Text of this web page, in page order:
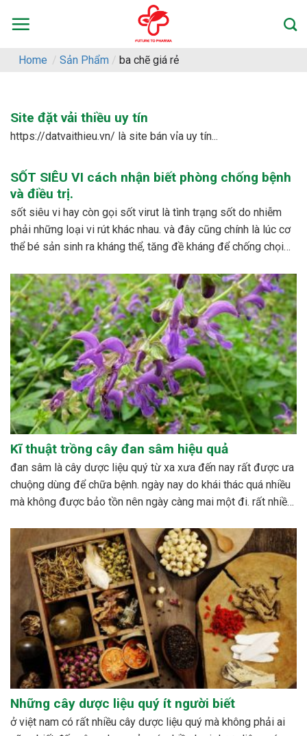
Home / Sản Phẩm / ba chẽ giá rẻ
Site đặt vải thiều uy tín
https://datvaithieu.vn/ là site bán vỉa uy tín...
SỐT SIÊU VI cách nhận biết phòng chống bệnh
và điều trị.
sốt siêu vi hay còn gọi sốt virut là tình trạng sốt do nhiễm
phải những loại vi rút khác nhau. và đây cũng chính là lúc cơ
thể bé sản sinh ra kháng thể, tăng đề kháng để chống chọi
Kĩ thuật trồng cây đan sâm hiệu quả
đan sâm là cây dược liệu quý từ xa xưa đến nay rất được ưa
chuộng dùng để chữa bệnh. ngày nay do khái thác quá nhiều
mà không được bảo tồn nên ngày càng mai một đi. rất nhiều
Những cây dược liệu quý ít người biết
ở việt nam có rất nhiều cây dược liệu quý mà không phải ai